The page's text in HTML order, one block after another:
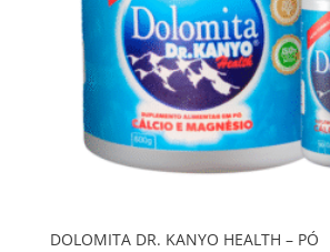
DOLOMITA DR. KANYO HEALTH – PÓ